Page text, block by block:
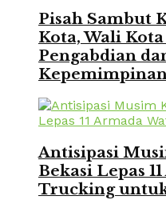
Pisah Sambut
Kota, Wali
Pengabdian
Antisipasi
Bekasi Lepas
Trucking